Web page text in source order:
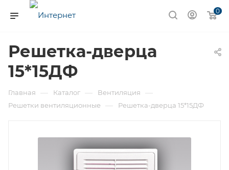
0
Решетка-дверца
15*15ДФ
Главная — Каталог — Вентиляция —
Решетки вентиляционные — Решетка-дверца 15*15ДФ